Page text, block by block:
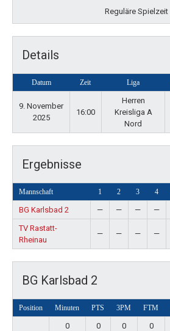
Reguläre Spielzeit
Details
Datum Zeit Liga
9. November
2025
16:00
Herren
Kreisliga A
Nord
Ergebnisse
Mannschaft 1 2 3 4
BG Karlsbad 2 — — — —
TV Rastatt-
Rheinau
— — — —
BG Karlsbad 2
Position Minuten PTS 3PM FTM
0 0 0 0